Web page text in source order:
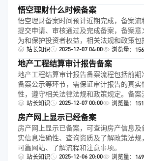
悟空理财什么时候备案
悟空理财备案时间预计近期完成，备案流
提交申请、审核通过及完成备案，备案
为和保护投资者权益，相关法规和政策
管规定》等。
站长知识 2025-12-07 04:00 浏览量：
地产工程结算审计报告备案
地产工程结算审计报告备案流程包括前期
备案公示等环节，需保证审计报告的真
性，遵守相关法律法规和政策规定。备案
核效率，保障合法权益，促进房地产行业
站长知识 2025-12-07 00:00 浏览量：
房产网上显示已经备案
房产网上显示已备案，可查询房产信息
实信息准确性、查询资质及了解政策法
可靠网站、了解流程和注意事项。
站长知识 2025-12-06 20:00 浏览量：